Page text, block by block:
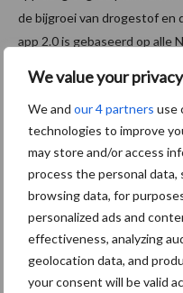
We value your privacy
We and our 4 partners use
technologies to improve
may store and/or access
process the personal data,
browsing data, for
personalized ads and
effectiveness, analyzing
geolocation data, and
your consent will be valid
de bijgroei van drogestof en
app 2.0 is gebaseerd op alle
learning zorgen voor een
helpt in de ondersteuning
graslandbeheer.
Yara
Aanbevolen
Van